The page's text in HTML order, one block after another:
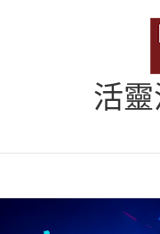
活